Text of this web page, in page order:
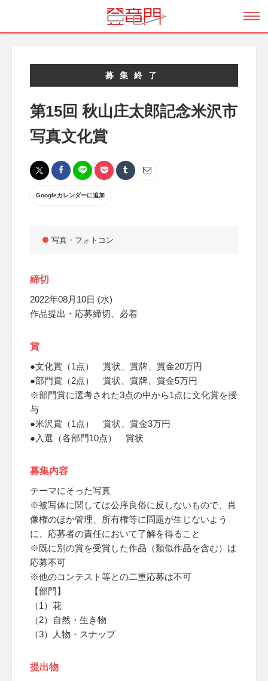
募集終了
第15回 秋山庄太郎記念米沢市
写真文化賞
Googleカレンダーに追加
写真・フォトコン
締切
2022年08月10日 (水)
作品提出・応募締切、必着
賞
●文化賞（1点） 賞状、賞牌、賞金20万円
●部門賞（2点） 賞状、賞牌、賞金5万円
※部門賞に選考された3点の中から1点に文化賞を授
与
●米沢賞（1点） 賞状、賞金3万円
●入選（各部門10点） 賞状
募集内容
テーマにそった写真
※被写体に関しては公序良俗に反しないもので、肖
像権のほか管理、所有権等に問題が生じないよう
に、応募者の責任において了解を得ること
※既に別の賞を受賞した作品（類似作品を含む）は
応募不可
※他のコンテスト等との二重応募は不可
【部門】
（1）花
（2）自然・生き物
（3）人物・スナップ
提出物